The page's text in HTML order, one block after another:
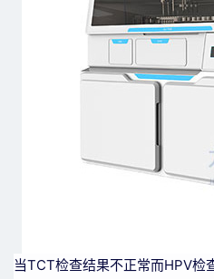
当TCT检查结果不正常而HPV